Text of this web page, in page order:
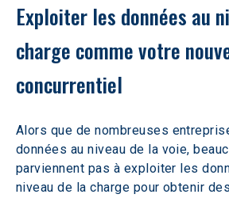
Exploiter les données au
charge comme votre
concurrentiel
Alors que de nombreuses
données au niveau de la voie,
parviennent pas à exploiter les
niveau de la charge pour obtenir